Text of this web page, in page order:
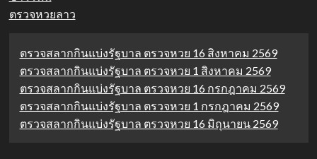
ตรวจหวยลาว
ตรวจสลากกินแบ่งรัฐบาล ตรวจหวย 16 สิงหาคม 2569
ตรวจสลากกินแบ่งรัฐบาล ตรวจหวย 1 สิงหาคม 2569
ตรวจสลากกินแบ่งรัฐบาล ตรวจหวย 16 กรกฎาคม 2569
ตรวจสลากกินแบ่งรัฐบาล ตรวจหวย 1 กรกฎาคม 2569
ตรวจสลากกินแบ่งรัฐบาล ตรวจหวย 16 มิถุนายน 2569